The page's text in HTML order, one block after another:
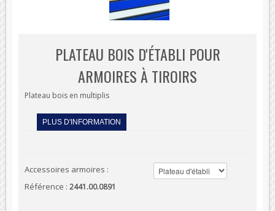
PLATEAU BOIS D'ÉTABLI POUR
ARMOIRES À TIROIRS
Plateau bois en multiplis
PLUS D'INFORMATION
Accessoires armoires :
Référence : 2441.00.0891